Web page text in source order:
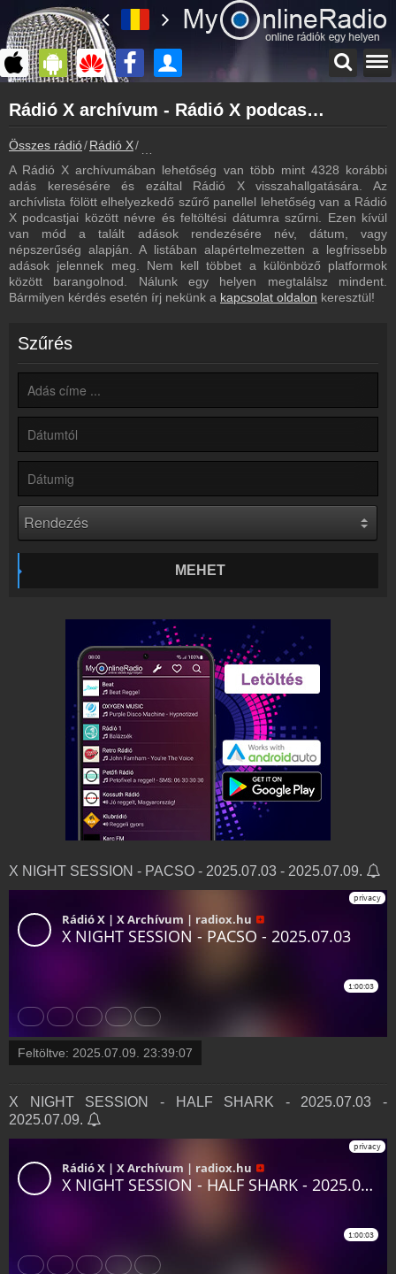
myonlineradio.hu
Rádió X
Vissza a Rádió X oldalára
Bejelentkezés
Hozz létre saját fiókot!
Most szól
Tudd meg mi szólt eddig
Műsorújság
Rádió X műsorai
Rádió X webkamera, élőkép
Hírek
Rádió X kapcsolatos hírek
Kapcsolat
Írj nekünk!
Partnerek
Rádiós partnerek
Rádió beágyazás
Ágyazd be weboldaladba
Online rádió készítés
Készítés lépésről lépésre
Rádió X archívum - Rádió X podcasts - Rádió X visszahallgatás
Összes rádió Rádió X
A Rádió X archívumában lehetőség van több mint 4328 korábbi
adás keresésére és ezáltal Rádió X visszahallgatására. Az
archívlista fölött elhelyezkedő szűrő panellel lehetőség van a Rádió
X podcastjai között névre és feltöltési dátumra szűrni. Ezen kívül
van mód a talált adások rendezésére név, dátum, vagy
népszerűség alapján. A listában alapértelmezetten a legfrissebb
adások jelennek meg. Nem kell többet a különböző platformok
között barangolnod. Nálunk egy helyen megtalálsz mindent.
Bármilyen kérdés esetén írj nekünk a kapcsolat oldalon keresztül!
Szűrés
MEHET
X NIGHT SESSION - PACSO - 2025.07.03 - 2025.07.09.
Feltöltve: 2025.07.09. 23:39:07
X NIGHT SESSION - HALF SHARK - 2025.07.03 -
2025.07.09.